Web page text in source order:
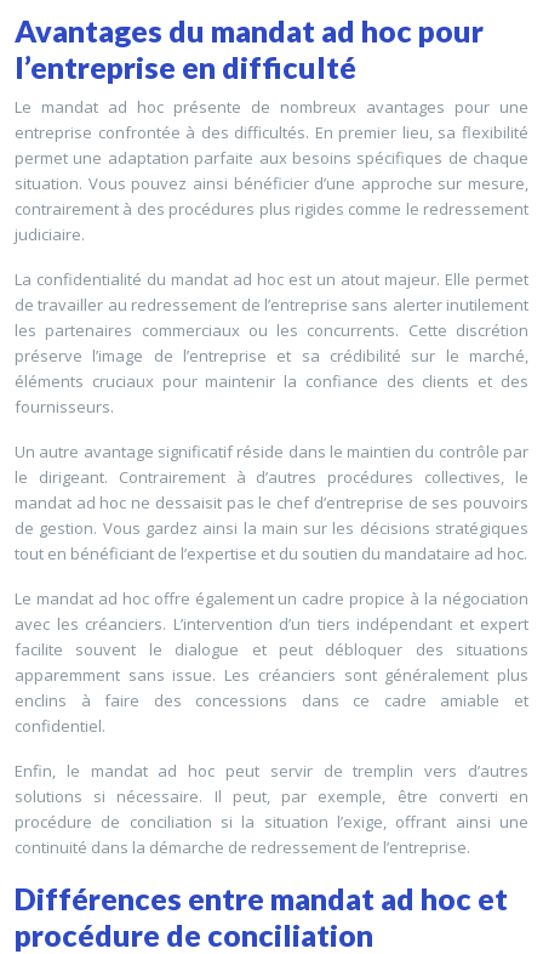
Avantages du mandat ad hoc pour
l’entreprise en difficulté
Le mandat ad hoc présente de nombreux avantages pour une
entreprise confrontée à des difficultés. En premier lieu, sa flexibilité
permet une adaptation parfaite aux besoins spécifiques de chaque
situation. Vous pouvez ainsi bénéficier d’une approche sur mesure,
contrairement à des procédures plus rigides comme le redressement
judiciaire.
La confidentialité du mandat ad hoc est un atout majeur. Elle permet
de travailler au redressement de l’entreprise sans alerter inutilement
les partenaires commerciaux ou les concurrents. Cette discrétion
préserve l’image de l’entreprise et sa crédibilité sur le marché,
éléments cruciaux pour maintenir la confiance des clients et des
fournisseurs.
Un autre avantage significatif réside dans le maintien du contrôle par
le dirigeant. Contrairement à d’autres procédures collectives, le
mandat ad hoc ne dessaisit pas le chef d’entreprise de ses pouvoirs
de gestion. Vous gardez ainsi la main sur les décisions stratégiques
tout en bénéficiant de l’expertise et du soutien du mandataire ad hoc.
Le mandat ad hoc offre également un cadre propice à la négociation
avec les créanciers. L’intervention d’un tiers indépendant et expert
facilite souvent le dialogue et peut débloquer des situations
apparemment sans issue. Les créanciers sont généralement plus
enclins à faire des concessions dans ce cadre amiable et
confidentiel.
Enfin, le mandat ad hoc peut servir de tremplin vers d’autres
solutions si nécessaire. Il peut, par exemple, être converti en
procédure de conciliation si la situation l’exige, offrant ainsi une
continuité dans la démarche de redressement de l’entreprise.
Différences entre mandat ad hoc et
procédure de conciliation